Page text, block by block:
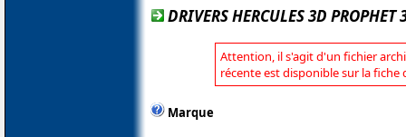
DRIVERS HERCULES 3D PROPHET
Attention, il s'agit d'un fichier
récente est disponible sur la fiche
Marque